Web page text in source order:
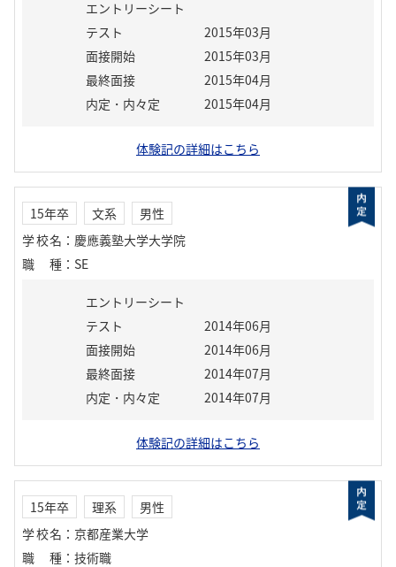
エントリーシート
テスト
2015年03月
面接開始
2015年03月
最終面接
2015年04月
内定・内々定
2015年04月
体験記の詳細はこちら
15年卒 文系
男性
学校名 ： 慶應義塾大学大学院
職種 ： SE
エントリーシート
テスト
2014年06月
面接開始
2014年06月
最終面接
2014年07月
内定・内々定
2014年07月
体験記の詳細はこちら
15年卒 理系
男性
学校名 ： 京都産業大学
職種 ： 技術職